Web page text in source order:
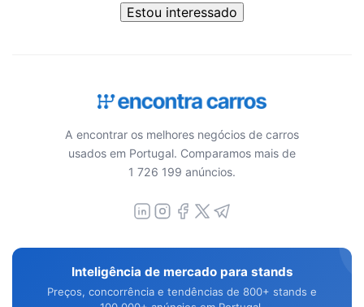
Estou interessado
A encontrar os melhores negócios de carros
usados em Portugal. Comparamos mais de
1 726 199 anúncios.
Inteligência de mercado para stands
Preços, concorrência e tendências de 800+ stands e